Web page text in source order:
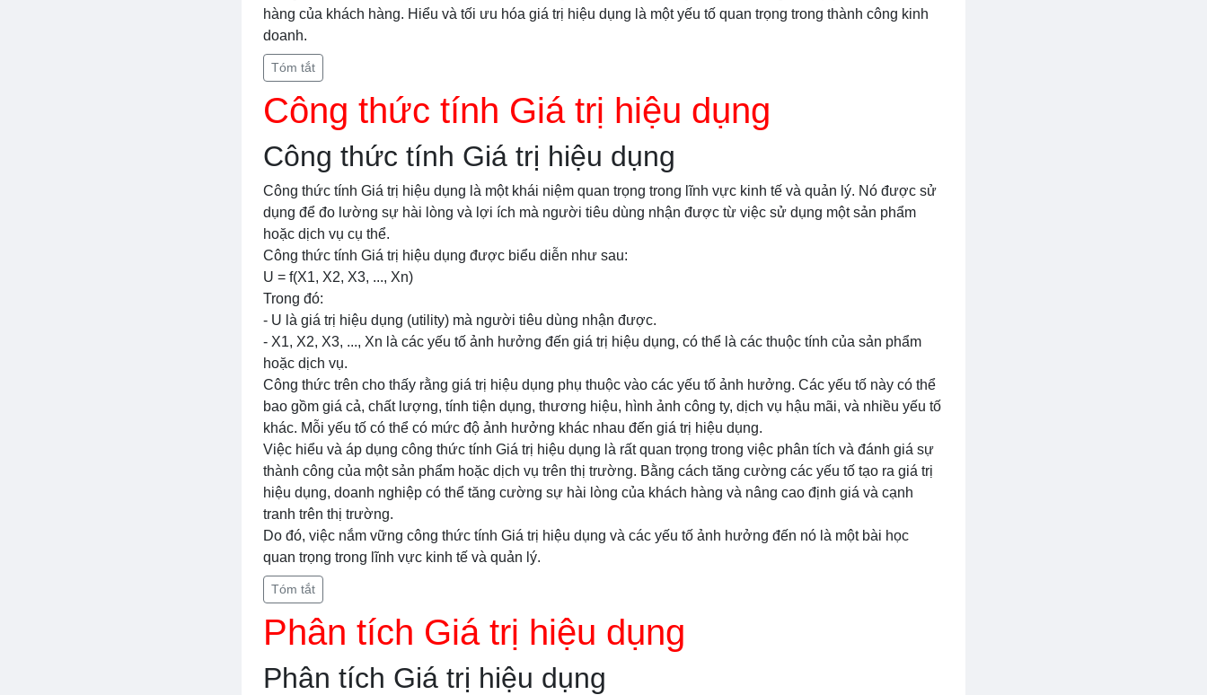
hàng của khách hàng. Hiểu và tối ưu hóa giá trị hiệu dụng là một yếu tố quan trọng trong thành công kinh
doanh.
Tóm tắt
Công thức tính Giá trị hiệu dụng
Công thức tính Giá trị hiệu dụng
Công thức tính Giá trị hiệu dụng là một khái niệm quan trọng trong lĩnh vực kinh tế và quản lý. Nó được sử
dụng để đo lường sự hài lòng và lợi ích mà người tiêu dùng nhận được từ việc sử dụng một sản phẩm
hoặc dịch vụ cụ thể.
Công thức tính Giá trị hiệu dụng được biểu diễn như sau:
U = f(X1, X2, X3, ..., Xn)
Trong đó:
- U là giá trị hiệu dụng (utility) mà người tiêu dùng nhận được.
- X1, X2, X3, ..., Xn là các yếu tố ảnh hưởng đến giá trị hiệu dụng, có thể là các thuộc tính của sản phẩm
hoặc dịch vụ.
Công thức trên cho thấy rằng giá trị hiệu dụng phụ thuộc vào các yếu tố ảnh hưởng. Các yếu tố này có thể
bao gồm giá cả, chất lượng, tính tiện dụng, thương hiệu, hình ảnh công ty, dịch vụ hậu mãi, và nhiều yếu tố
khác. Mỗi yếu tố có thể có mức độ ảnh hưởng khác nhau đến giá trị hiệu dụng.
Việc hiểu và áp dụng công thức tính Giá trị hiệu dụng là rất quan trọng trong việc phân tích và đánh giá sự
thành công của một sản phẩm hoặc dịch vụ trên thị trường. Bằng cách tăng cường các yếu tố tạo ra giá trị
hiệu dụng, doanh nghiệp có thể tăng cường sự hài lòng của khách hàng và nâng cao định giá và cạnh
tranh trên thị trường.
Do đó, việc nắm vững công thức tính Giá trị hiệu dụng và các yếu tố ảnh hưởng đến nó là một bài học
quan trọng trong lĩnh vực kinh tế và quản lý.
Tóm tắt
Phân tích Giá trị hiệu dụng
Phân tích Giá trị hiệu dụng